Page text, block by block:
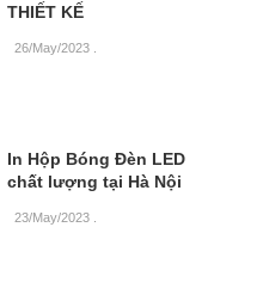
THIẾT KẾ
26/May/2023
In Hộp Bóng Đèn LED
chất lượng tại Hà Nội
23/May/2023